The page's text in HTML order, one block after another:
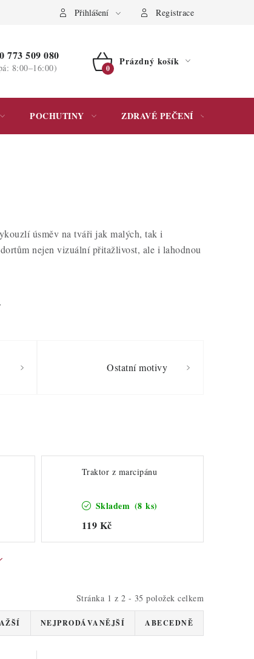
osobních údajů Přihlášení Registrace
773 509 080
8:00–16:00)
NÁKUPNÍ
Prázdný košík
POCHUTINY ZDRAVÉ PEČENÍ
úsměv na tváři jak malých, tak i
nejen vizuální přitažlivost, ale i lahodnou
Ostatní motivy
Traktor z marcipánu
Skladem (8 ks)
119 Kč
Stránka 1 z 2 - 35 položek celkem
NEJPRODÁVANĚJŠÍ ABECEDNĚ